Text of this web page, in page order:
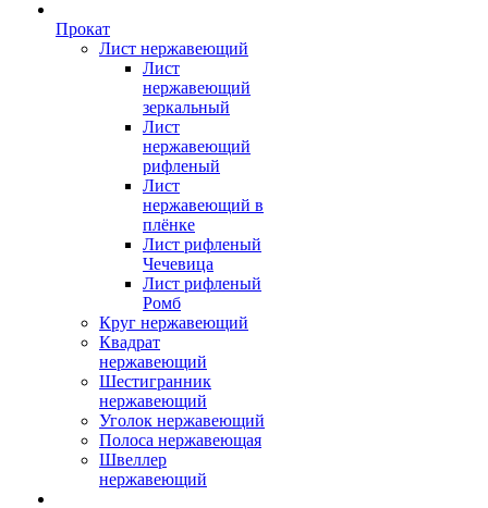
Прокат
Лист нержавеющий
Лист
нержавеющий
зеркальный
Лист
нержавеющий
рифленый
Лист
нержавеющий в
плёнке
Лист рифленый
Чечевица
Лист рифленый
Ромб
Круг нержавеющий
Квадрат
нержавеющий
Шестигранник
нержавеющий
Уголок нержавеющий
Полоса нержавеющая
Швеллер
нержавеющий